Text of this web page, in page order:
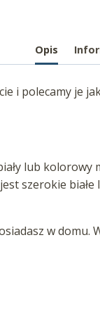
Opis
i polecamy je
lub
szerokie
w